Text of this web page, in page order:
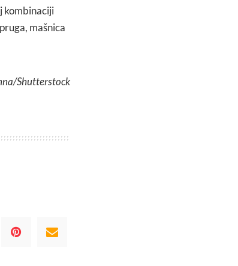
kombinaciji
mašnica
Shutterstock